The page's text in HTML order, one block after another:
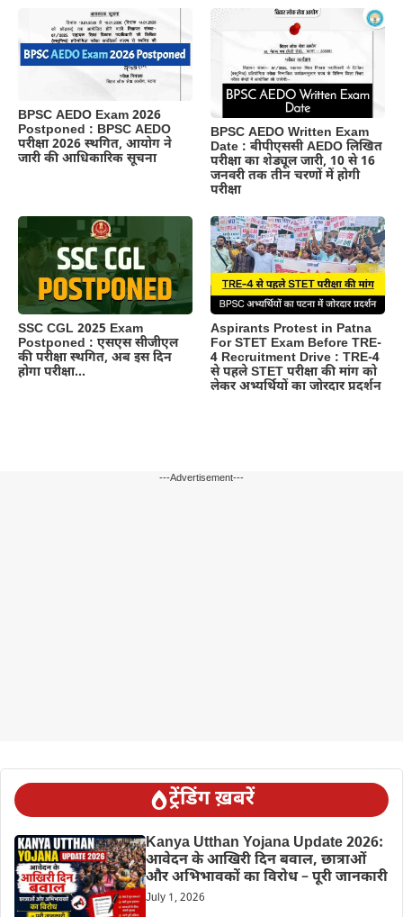
BPSC AEDO Exam 2026
Postponed : BPSC AEDO
परीक्षा 2026 स्थगित, आयोग ने
जारी की आधिकारिक सूचना
BPSC AEDO Written Exam
Date : बीपीएससी AEDO लिखित
परीक्षा का शेड्यूल जारी, 10 से 16
जनवरी तक तीन चरणों में होगी
परीक्षा
SSC CGL 2025 Exam
Postponed : एसएस सीजीएल
की परीक्षा स्थगित, अब इस दिन
होगा परीक्षा…
Aspirants Protest in Patna
For STET Exam Before TRE-
4 Recruitment Drive : TRE-4
से पहले STET परीक्षा की मांग को
लेकर अभ्यर्थियों का जोरदार प्रदर्शन
---Advertisement---
ट्रेंडिंग ख़बरें
Kanya Utthan Yojana Update 2026:
आवेदन के आखिरी दिन बवाल, छात्राओं
और अभिभावकों का विरोध – पूरी जानकारी
July 1, 2026